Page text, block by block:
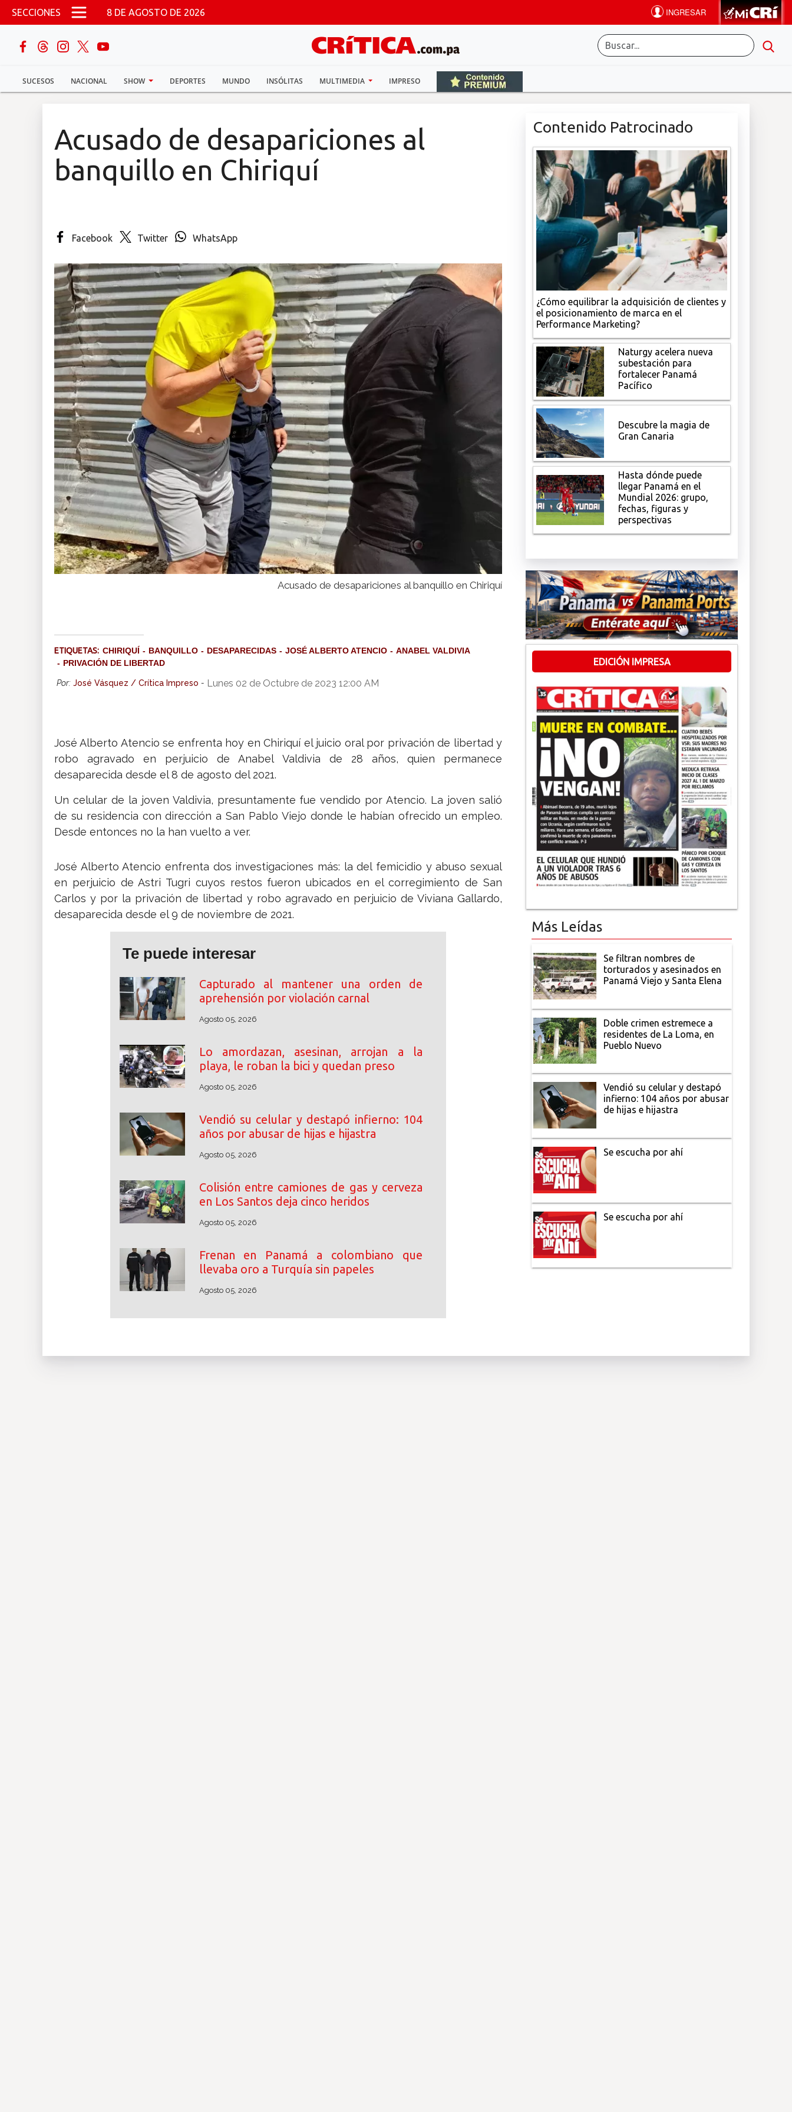
Pasar al contenido principal
SECCIONES 8 DE AGOSTO DE 2026
SUCESOS NACIONAL SHOW DEPORTES MUNDO INSÓLITAS MULTIMEDIA IMPRESO
buscar
Sucesos
Multimedia
Acusado de desapariciones al
banquillo en Chiriquí
Facebook Twitter WhatsApp
Acusado de desapariciones al banquillo en Chiriquí
ETIQUETAS: CHIRIQUÍ BANQUILLO DESAPARECIDAS JOSÉ ALBERTO ATENCIO
ANABEL VALDIVIA
PRIVACIÓN DE LIBERTAD
Por: José Vásquez / Crítica Impreso - Lunes 02 de Octubre de 2023 12:00 AM
José Alberto Atencio se enfrenta hoy en Chiriquí el juicio oral por privación de libertad y
robo agravado en perjuicio de Anabel Valdivia de 28 años, quien permanece
desaparecida desde el 8 de agosto del 2021.
Un celular de la joven Valdivia, presuntamente fue vendido por Atencio. La joven salió
de su residencia con dirección a San Pablo Viejo donde le habían ofrecido un empleo.
Desde entonces no la han vuelto a ver.
José Alberto Atencio enfrenta dos investigaciones más: la del femicidio y abuso sexual
en perjuicio de Astri Tugri cuyos restos fueron ubicados en el corregimiento de San
Carlos y por la privación de libertad y robo agravado en perjuicio de Viviana Gallardo,
desaparecida desde el 9 de noviembre de 2021.
Te puede interesar
Capturado al mantener una orden de
aprehensión por violación carnal
Agosto 05, 2026
Lo amordazan, asesinan, arrojan a la
playa, le roban la bici y quedan preso
Agosto 05, 2026
Vendió su celular y destapó infierno: 104
años por abusar de hijas e hijastra
Agosto 05, 2026
Colisión entre camiones de gas y cerveza
en Los Santos deja cinco heridos
Agosto 05, 2026
Frenan en Panamá a colombiano que
llevaba oro a Turquía sin papeles
Agosto 05, 2026
Contenido Patrocinado
¿Cómo equilibrar la adquisición de clientes y
el posicionamiento de marca en el
Performance Marketing?
Naturgy acelera nueva
subestación para
fortalecer Panamá
Pacífico
Descubre la magia de
Gran Canaria
Hasta dónde puede
llegar Panamá en el
Mundial 2026: grupo,
fechas, figuras y
perspectivas
EDICIÓN IMPRESA
Más Leídas
Se filtran nombres de
torturados y asesinados en
Panamá Viejo y Santa Elena
Doble crimen estremece a
residentes de La Loma, en
Pueblo Nuevo
Vendió su celular y destapó
infierno: 104 años por abusar
de hijas e hijastra
Se escucha por ahí
Se escucha por ahí